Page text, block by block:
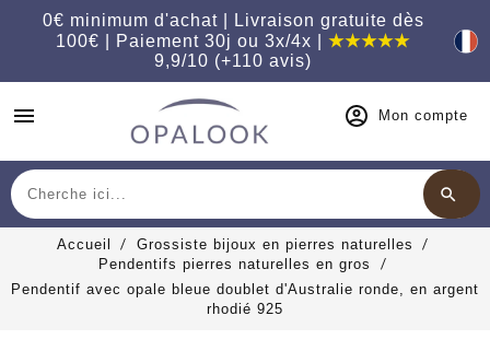
0€ minimum d'achat | Livraison gratuite dès
100€ | Paiement 30j ou 3x/4x |★★★★★
9,9/10 (+110 avis)
menu Mon compte
search
Accueil
Grossiste bijoux en pierres naturelles
Pendentifs pierres naturelles en gros
Pendentif avec opale bleue doublet d'Australie ronde, en argent
rhodié 925